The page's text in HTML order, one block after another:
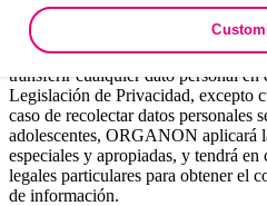
Obtendremos el consentimiento del
transferir cualquier dato personal
Legislación de Privacidad, excepto
caso de recolectar datos personales
adolescentes, ORGANON aplicará
especiales y apropiadas, y tendrá
legales particulares para obtener el
de información.